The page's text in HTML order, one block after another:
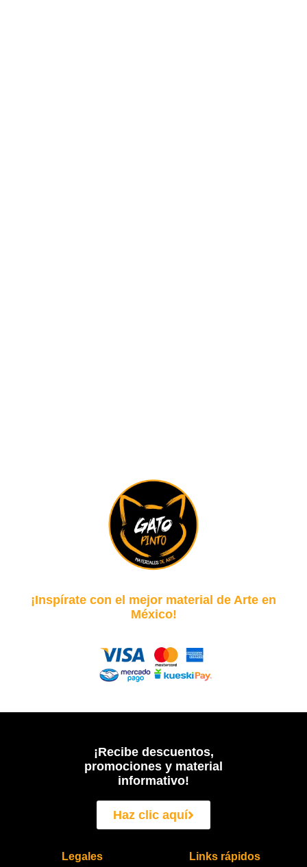
¡Inspírate con el mejor material de Arte en
México!
¡Recibe descuentos,
promociones y material
informativo!
Haz clic aquí
Legales Links rápidos